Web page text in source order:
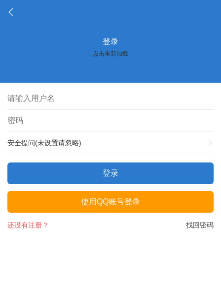
登录
点击重新加载
安全提问(未设置请忽略)
登录
使用QQ账号登录
找回密码
还没有注册？